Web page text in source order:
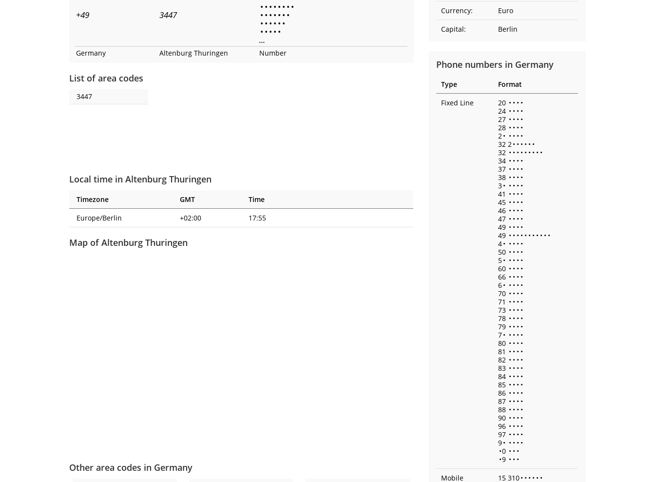
+49 3447
• • • • • • • •
• • • • • • •
• • • • • •
• • • • •
...
Germany Altenburg Thuringen Number
List of area codes
3447
Local time in Altenburg Thuringen
Timezone GMT
Time
Europe/Berlin
+02:00 17:55
Map of Altenburg Thuringen
Other area codes in Germany
Currency:
Euro
Capital:
Berlin
Phone numbers in Germany
Type
Format
Fixed Line
20 • • • •
24 • • • •
27 • • • •
28 • • • •
2• • • • •
32 2• • • • • •
32 • • • • • • • • •
34 • • • •
37 • • • •
38 • • • •
3• • • • •
41 • • • •
45 • • • •
46 • • • •
47 • • • •
49 • • • •
49 • • • • • • • • • • •
4• • • • •
50 • • • •
5• • • • •
60 • • • •
66 • • • •
6• • • • •
70 • • • •
71 • • • •
73 • • • •
78 • • • •
79 • • • •
7• • • • •
80 • • • •
81 • • • •
82 • • • •
83 • • • •
84 • • • •
85 • • • •
86 • • • •
87 • • • •
88 • • • •
90 • • • •
96 • • • •
97 • • • •
9• • • • •
•0 • • •
•9 • • •
Mobile
15 310• • • • • •